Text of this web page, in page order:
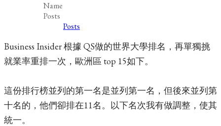
Name
Posts
Posts
Business Insider 根據 QS做的世界大學排名，再單獨挑
就業率重排一次，歐洲區 top 15如下。
這份排行榜並列的第一名是並列第一名，但後來並列第
十名的，他們卻排在11名。以下名次我有做調整，使其
統一。